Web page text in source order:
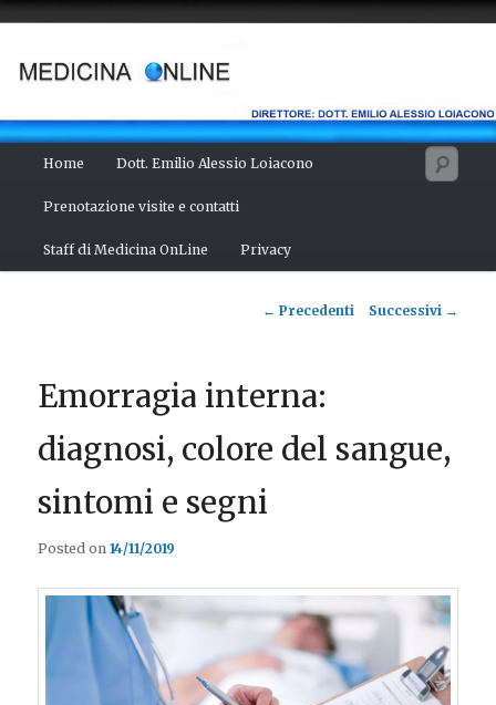
contenuto
principale
Home Dott. Emilio Alessio Loiacono
Prenotazione visite e contatti
Staff di Medicina OnLine Privacy
Navigazione
← Precedenti Successivi →
Emorragia interna:
diagnosi, colore del sangue,
sintomi e segni
Posted on14/11/2019